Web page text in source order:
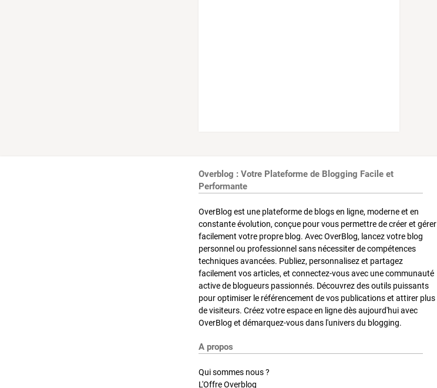
Overblog : Votre Plateforme de Blogging Facile et
Performante
OverBlog est une plateforme de blogs en ligne, moderne et en
constante évolution, conçue pour vous permettre de créer et gérer
facilement votre propre blog. Avec OverBlog, lancez votre blog
personnel ou professionnel sans nécessiter de compétences
techniques avancées. Publiez, personnalisez et partagez
facilement vos articles, et connectez-vous avec une communauté
active de blogueurs passionnés. Découvrez des outils puissants
pour optimiser le référencement de vos publications et attirer plus
de visiteurs. Créez votre espace en ligne dès aujourd'hui avec
OverBlog et démarquez-vous dans l'univers du blogging.
A propos
Qui sommes nous ?
L'Offre Overblog